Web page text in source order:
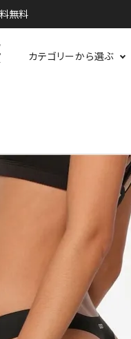
無料
カテゴリーから選ぶ